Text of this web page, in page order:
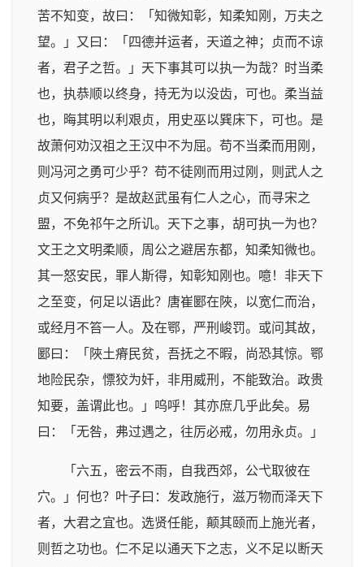
苦不知变，故曰：「知微知彰，知柔知刚，万夫之
望。」又曰：「四德并运者，天道之神；贞而不谅
者，君子之哲。」天下事其可以执一为哉？时当柔
也，执恭顺以终身，持无为以没齿，可也。柔当益
也，晦其明以利艰贞，用史巫以巽床下，可也。是
故萧何劝汉祖之王汉中不为屈。苟不当柔而用刚，
则冯河之勇可少乎？苟不徒刚而用过刚，则武人之
贞又何病乎？是故赵武虽有仁人之心，而寻宋之
盟，不免祁午之所讥。天下之事，胡可执一为也？
文王之文明柔顺，周公之避居东都，知柔知微也。
其一怒安民，罪人斯得，知彰知刚也。噫！非天下
之至变，何足以语此？唐崔郾在陜，以宽仁而治，
或经月不笞一人。及在鄂，严刑峻罚。或问其故，
郾曰：「陜土瘠民贫，吾抚之不暇，尚恐其惊。鄂
地险民杂，慓狡为奸，非用威刑，不能致治。政贵
知要，盖谓此也。」呜呼！其亦庶几乎此矣。易
曰：「无咎，弗过遇之，往厉必戒，勿用永贞。」
「六五，密云不雨，自我西郊，公弋取彼在
穴。」何也？叶子曰：发政施行，滋万物而泽天下
者，大君之宜也。选贤任能，颠其颐而上施光者，
则哲之功也。仁不足以通天下之志，义不足以断天